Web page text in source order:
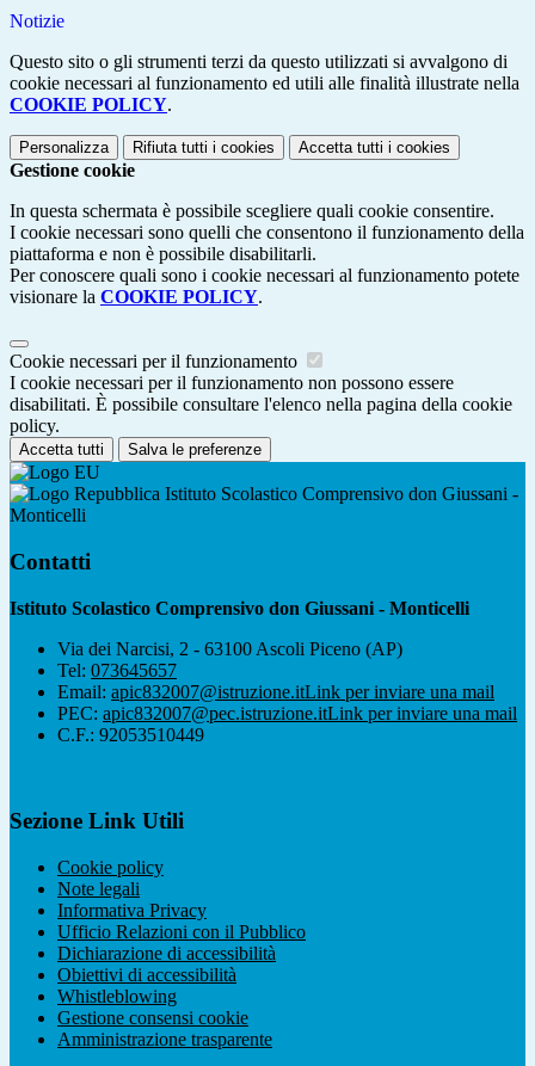
Notizie
Questo sito o gli strumenti terzi da questo utilizzati si avvalgono di
cookie necessari al funzionamento ed utili alle finalità illustrate nella
COOKIE POLICY.
Personalizza Rifiuta tutti i cookies Accetta tutti i cookies
Gestione cookie
In questa schermata è possibile scegliere quali cookie consentire.
I cookie necessari sono quelli che consentono il funzionamento della
piattaforma e non è possibile disabilitarli.
Per conoscere quali sono i cookie necessari al funzionamento potete
visionare la COOKIE POLICY.
Cookie necessari per il funzionamento
I cookie necessari per il funzionamento non possono essere
disabilitati. È possibile consultare l'elenco nella pagina della cookie
policy.
Accetta tutti Salva le preferenze
Istituto Scolastico Comprensivo don Giussani -
Monticelli
Contatti
Istituto Scolastico Comprensivo don Giussani - Monticelli
Via dei Narcisi, 2 - 63100 Ascoli Piceno (AP)
Tel: 073645657
Email: apic832007@istruzione.itLink per inviare una mail
PEC: apic832007@pec.istruzione.itLink per inviare una mail
C.F.: 92053510449
Sezione Link Utili
Cookie policy
Note legali
Informativa Privacy
Ufficio Relazioni con il Pubblico
Dichiarazione di accessibilità
Obiettivi di accessibilità
Whistleblowing
Gestione consensi cookie
Amministrazione trasparente